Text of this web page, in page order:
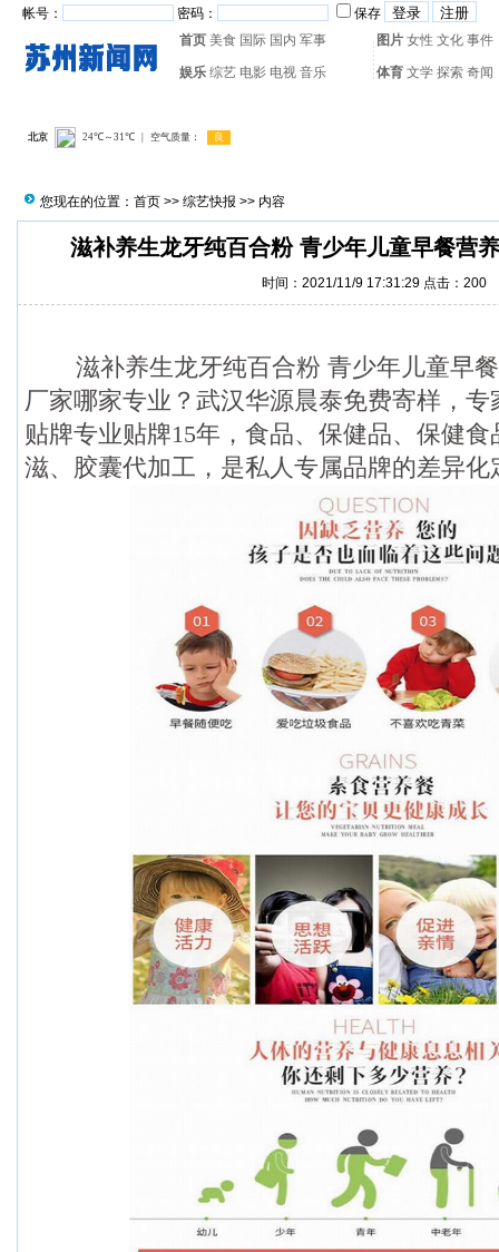
帐号： 密码：
保存
首页 美食 国际 国内 军事 图片 女性 文化 事件
娱乐 综艺 电影 电视 音乐 体育 文学 探索 奇闻
您现在的位置： 首页 >> 综艺快报 >> 内容
滋补养生龙牙纯百合粉 青少年儿童早餐营
时间：2021/11/9 17:31:29 点击： 200
滋补养生龙牙纯百合粉 青少年儿童早
厂家哪家专业？武汉华源晨泰免费寄样，
贴牌专业贴牌15年，食品、保健品、保健
滋、胶囊代加工，是私人专属品牌的差异化